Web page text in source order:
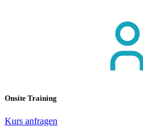
Onsite Training
Kurs anfragen